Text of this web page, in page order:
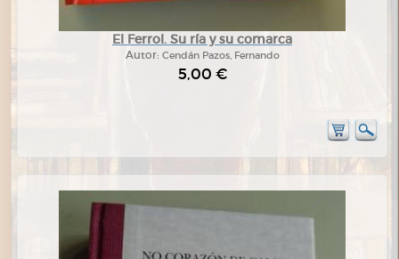
El Ferrol. Su ría y su comarca
Autor: Cendán Pazos, Fernando
5,00 €